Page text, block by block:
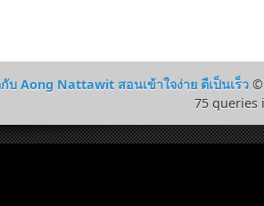
บ Aong Nattawit สอนเข้าใจง่าย ตีเป็นเร็ว©
75 queries